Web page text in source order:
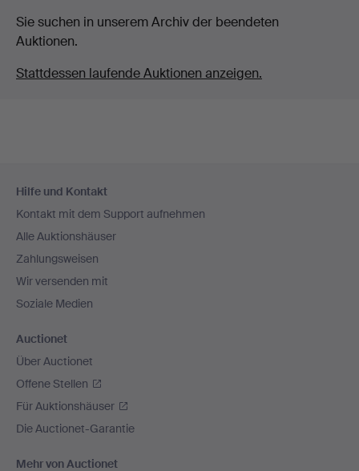
Sie suchen in unserem Archiv der beendeten
Auktionen.
Stattdessen laufende Auktionen anzeigen.
Navigation
Hilfe und Kontakt
Kontakt mit dem Support aufnehmen
Alle Auktionshäuser
Zahlungsweisen
Wir versenden mit
Soziale Medien
Auctionet
Über Auctionet
Offene Stellen
Für Auktionshäuser
Die Auctionet-Garantie
Mehr von Auctionet